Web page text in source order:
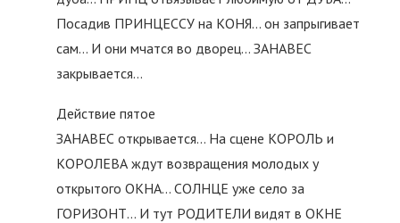
Посадив ПРИНЦЕССУ на КОНЯ… он запрыгивает
сам… И они мчатся во дворец… ЗАНАВЕС
закрывается…
Действие пятое
ЗАНАВЕС открывается… На сцене КОРОЛЬ и
КОРОЛЕВА ждут возвращения молодых у
открытого ОКНА… СОЛНЦЕ уже село за
ГОРИЗОНТ… И тут РОДИТЕЛИ видят в ОКНЕ